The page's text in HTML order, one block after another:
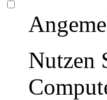
Nutzen